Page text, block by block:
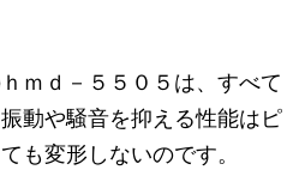
ｍｄ－５５０５は、すべて
動や騒音を抑える性能はピ
も変形しないのです。